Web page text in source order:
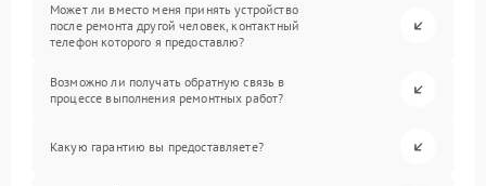
Может ли вместо меня принять устройство
после ремонта другой человек, контактный
телефон которого я предоставлю?
Возможно ли получать обратную связь в
процессе выполнения ремонтных работ?
Какую гарантию вы предоставляете?